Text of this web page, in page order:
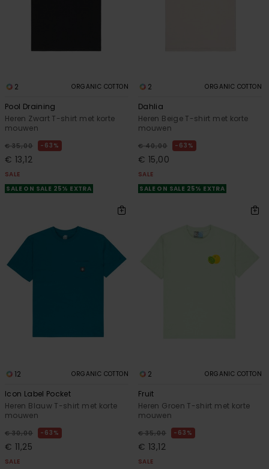
2 ORGANIC COTTON
Pool Draining
Heren Zwart T-shirt met korte
mouwen
€ 35,00 63%
€ 13,12
SALE
SALE ON SALE 25% EXTRA
2 ORGANIC COTTON
Dahlia
Heren Beige T-shirt met korte
mouwen
€ 40,00 63%
€ 15,00
SALE
SALE ON SALE 25% EXTRA
12 ORGANIC COTTON
Icon Label Pocket
Heren Blauw T-shirt met korte
mouwen
€ 30,00 63%
€ 11,25
SALE
2 ORGANIC COTTON
Fruit
Heren Groen T-shirt met korte
mouwen
€ 35,00 63%
€ 13,12
SALE